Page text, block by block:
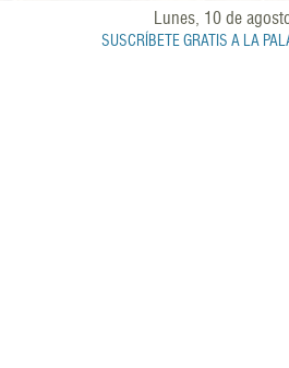
Lunes, 10 de
SUSCRÍBETE GRATIS A LA